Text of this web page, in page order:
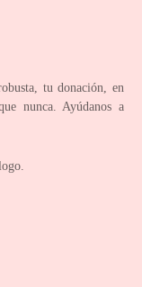
tu donación, en
nunca. Ayúdanos a